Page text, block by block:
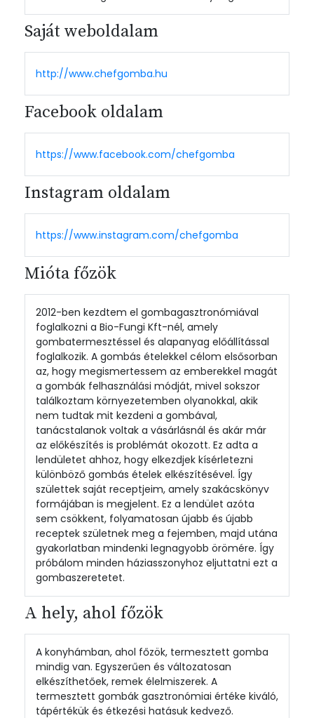
Saját weboldalam
http://www.chefgomba.hu
Facebook oldalam
https://www.facebook.com/chefgomba
Instagram oldalam
https://www.instagram.com/chefgomba
Mióta főzök
2012-ben kezdtem el gombagasztronómiával
foglalkozni a Bio-Fungi Kft-nél, amely
gombatermesztéssel és alapanyag előállítással
foglalkozik. A gombás ételekkel célom elsősorban
az, hogy megismertessem az emberekkel magát
a gombák felhasználási módját, mivel sokszor
találkoztam környezetemben olyanokkal, akik
nem tudtak mit kezdeni a gombával,
tanácstalanok voltak a vásárlásnál és akár már
az előkészítés is problémát okozott. Ez adta a
lendületet ahhoz, hogy elkezdjek kísérletezni
különböző gombás ételek elkészítésével. Így
születtek saját receptjeim, amely szakácskönyv
formájában is megjelent. Ez a lendület azóta
sem csökkent, folyamatosan újabb és újabb
receptek születnek meg a fejemben, majd utána
gyakorlatban mindenki legnagyobb örömére. Így
próbálom minden háziasszonyhoz eljuttatni ezt a
gombaszeretetet.
A hely, ahol főzök
A konyhámban, ahol főzök, termesztett gomba
mindig van. Egyszerűen és változatosan
elkészíthetőek, remek élelmiszerek. A
termesztett gombák gasztronómiai értéke kiváló,
tápértékük és étkezési hatásuk kedvező.